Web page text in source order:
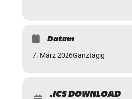
Datum
7. März 2026Ganztägig
.ICS DOWNLOAD